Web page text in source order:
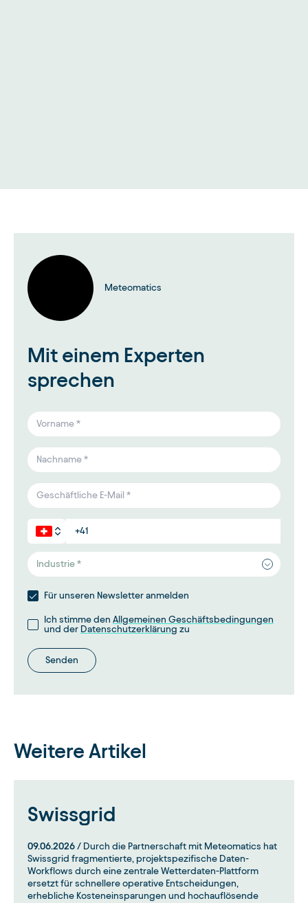
Meteomatics
Mit einem Experten
sprechen
Industrie *
Für unseren Newsletter anmelden
Ich stimme den Allgemeinen Geschäftsbedingungen
und der Datenschutzerklärung zu
Senden
Weitere Artikel
Swissgrid
09.06.2026 / Durch die Partnerschaft mit Meteomatics hat
Swissgrid fragmentierte, projektspezifische Daten-
Workflows durch eine zentrale Wetterdaten-Plattform
ersetzt für schnellere operative Entscheidungen,
erhebliche Kosteneinsparungen und hochauflösende